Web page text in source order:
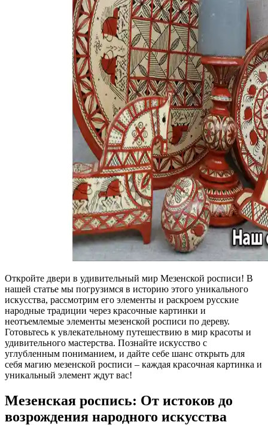
Откройте двери в удивительный мир Мезенской росписи! В
нашей статье мы погрузимся в историю этого уникального
искусства, рассмотрим его элементы и раскроем русские
народные традиции через красочные картинки и
неотъемлемые элементы мезенской росписи по дереву.
Готовьтесь к увлекательному путешествию в мир красоты и
удивительного мастерства. Познайте искусство с
углубленным пониманием, и дайте себе шанс открыть для
себя магию мезенской росписи – каждая красочная картинка и
уникальный элемент ждут вас!
Мезенская роспись: От истоков до
возрождения народного искусства